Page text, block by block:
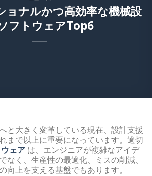
ョナルかつ高効率な機械設
フトウェアTop6
と大きく変革している現在、設計支援
まで以上に重要になっています。適切
ェア は、エンジニアが複雑なアイデ
なく、生産性の最適化、ミスの削減、
向上を支える基盤でもあります。